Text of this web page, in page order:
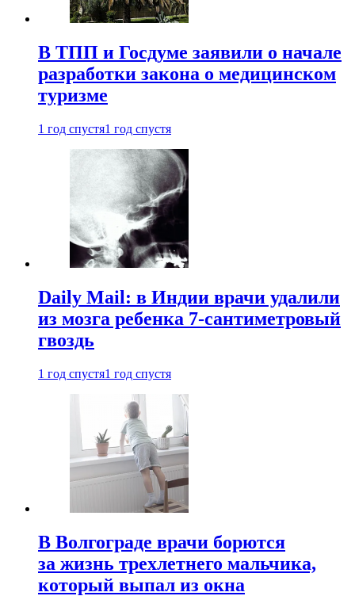
В ТПП и Госдуме заявили о начале
разработки закона о медицинском
туризме
1 год спустя1 год спустя
Daily Mail: в Индии врачи удалили
из мозга ребенка 7-сантиметровый
гвоздь
1 год спустя1 год спустя
В Волгограде врачи борются
за жизнь трехлетнего мальчика,
который выпал из окна